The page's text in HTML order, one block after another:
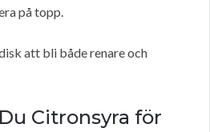
på topp.
att bli både renare och
Citronsyra för